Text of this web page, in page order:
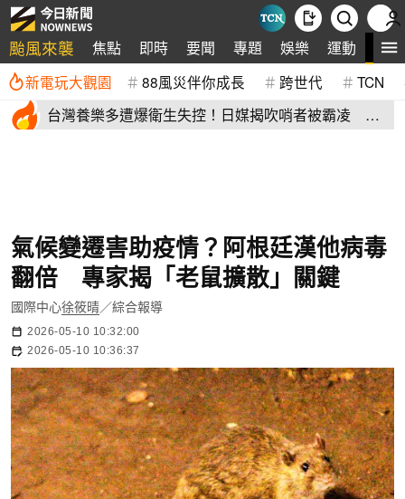
颱風來襲 焦點 即時 要聞 專題 娛樂 運動 全
新電玩大觀園 88風災伴你成長 跨世代 TCN
台灣養樂多遭爆衛生失控！日媒揭吹哨者被霸凌 日
氣候變遷害助疫情？阿根廷漢他病毒
翻倍 專家揭「老鼠擴散」關鍵
國際中心徐筱晴／綜合報導
2026-05-10 10:32:00
2026-05-10 10:36:37